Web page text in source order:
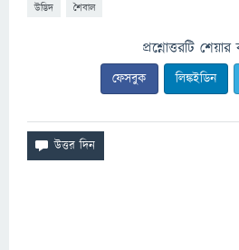
উদ্ভিদ শৈবাল
প্রশ্নোত্তরটি
ফেসবুক লিঙ্কইডিন